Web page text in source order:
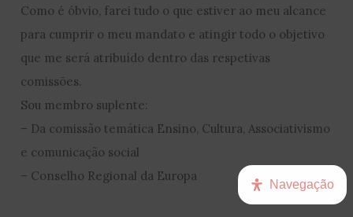
Como é óbvio, farei tudo o que estiver ao meu alcance
para cumprir o meu mandato e atingir todo o objetivo
que me será atribuído dentro das respetivas
comissões.
Sou membro suplente:
– Da comissão temática Ensino, Cultura, Associativismo
e comunicação social
– Conselho Regional da Europa
Navegação